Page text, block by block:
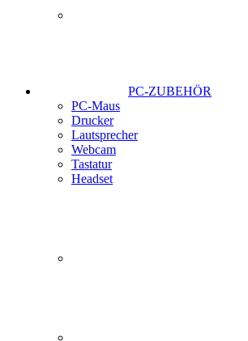
PC-ZUBEHÖR
PC-Maus
Drucker
Lautsprecher
Webcam
Tastatur
Headset